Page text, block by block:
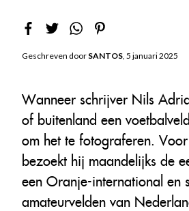
Geschreven door SANTOS, 5 januari 2025
Wanneer schrijver Nils
of buitenland een
om het te fotograferen.
bezoekt hij maandelijks de
een Oranje-international en
amateurvelden van